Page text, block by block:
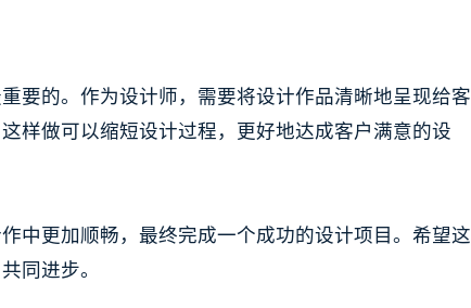
要的。作为设计师，需要将设计作品清晰地呈现给客
样做可以缩短设计过程，更好地达成客户满意的设
中更加顺畅，最终完成一个成功的设计项目。希望这
同进步。